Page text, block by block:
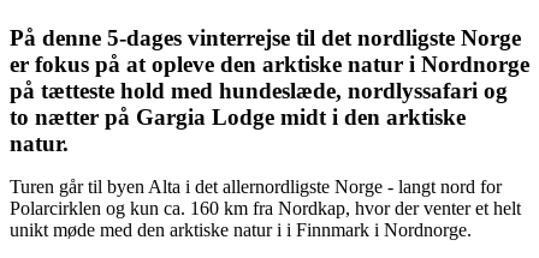
På denne 5-dages vinterrejse til det nordligste Norge
er fokus på at opleve den arktiske natur i Nordnorge
på tætteste hold med hundeslæde, nordlyssafari og
to nætter på Gargia Lodge midt i den arktiske
natur.
Turen går til byen Alta i det allernordligste Norge - langt nord for
Polarcirklen og kun ca. 160 km fra Nordkap, hvor der venter et helt
unikt møde med den arktiske natur i i Finnmark i Nordnorge.